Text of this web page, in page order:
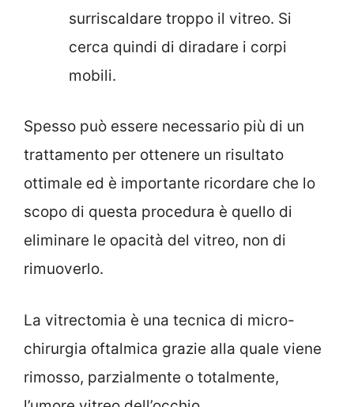
surriscaldare troppo il vitreo. Si
cerca quindi di diradare i corpi
mobili.
Spesso può essere necessario più di un
trattamento per ottenere un risultato
ottimale ed è importante ricordare che lo
scopo di questa procedura è quello di
eliminare le opacità del vitreo, non di
rimuoverlo.
La vitrectomia è una tecnica di micro-
chirurgia oftalmica grazie alla quale viene
rimosso, parzialmente o totalmente,